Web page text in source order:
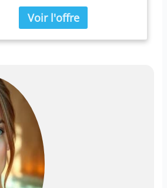
Largeur : 150 cm ; Longueur :
75 cm Faite en matières
durables et faciles à
achetez : 1 x baignoire, 1 x
système de trop-plein, 1 x
tuyau de drainage ;
Installation requise